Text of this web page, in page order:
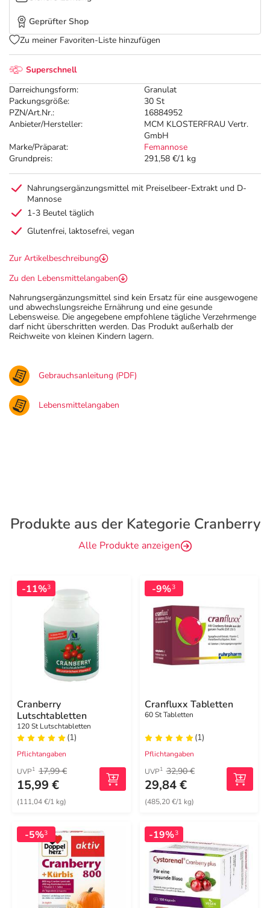
Superschnell
Darreichungsform:
Granulat
Packungsgröße:
30 St
PZN/Art.Nr.:
16884952
Anbieter/Hersteller:
MCM KLOSTERFRAU Vertr.
GmbH
Marke/Präparat:
Femannose
Grundpreis:
291,58 €/1 kg
Geprüfter Shop
Zu meiner Favoriten-Liste hinzufügen
Nahrungsergänzungsmittel mit Preiselbeer-Extrakt und D-
Mannose
1-3 Beutel täglich
Glutenfrei, laktosefrei, vegan
Zur Artikelbeschreibung
Zu den Lebensmittelangaben
Nahrungsergänzungsmittel sind kein Ersatz für eine ausgewogene
und abwechslungsreiche Ernährung und eine gesunde
Lebensweise. Die angegebene empfohlene tägliche Verzehrmenge
darf nicht überschritten werden. Das Produkt außerhalb der
Reichweite von kleinen Kindern lagern.
Gebrauchsanleitung (PDF)
Lebensmittelangaben
Produkte aus der Kategorie Cranberry
Alle Produkte anzeigen
-11%3
Cranberry
Lutschtabletten
120 St Lutschtabletten
(1)
Pflichtangaben
UVP1 17,99 €
15,99 €
(111,04 €/1 kg)
-9%3
Cranfluxx Tabletten
60 St Tabletten
(1)
Pflichtangaben
UVP1 32,90 €
29,84 €
(485,20 €/1 kg)
-5%3 -19%3